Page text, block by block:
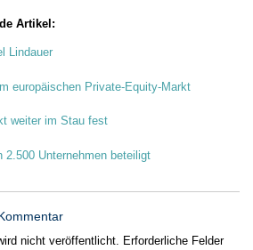
Artikel:
Lindauer
europäischen Private-Equity-Markt
weiter im Stau fest
Unternehmen beteiligt
nicht veröffentlicht. Erforderliche Felder